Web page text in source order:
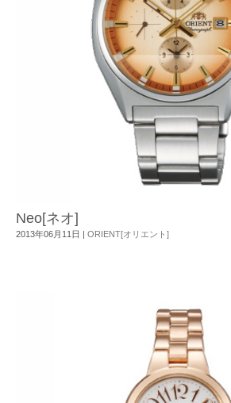
Neo[ネオ]
2013年06月11日 | ORIENT[オリエント]